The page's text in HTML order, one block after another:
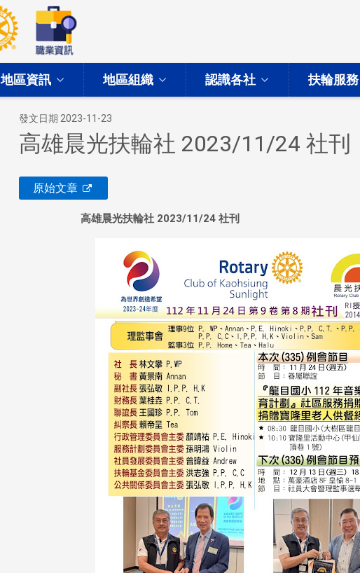
地區資訊 地區組織 認識各社 扶輪服務
發文日期 2023-11-23
高雄晨光扶輪社 2023/11/24 社刊
原始文章
高雄晨光扶輪社 2023/11/24 社刊